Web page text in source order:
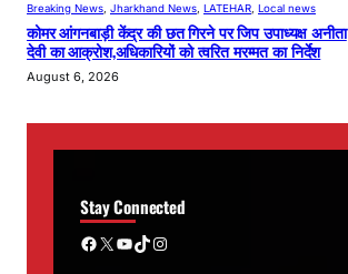
Breaking News Jharkhand News LATEHAR Local news
कोमर आंगनबाड़ी केंद्र की छत गिरने पर जिप उपाध्यक्ष अनीता
देवी का आक्रोश,अधिकारियों को त्वरित मरम्मत का निर्देश
August 6, 2026
Stay Connected
Facebook X YouTube TikTok Instagram